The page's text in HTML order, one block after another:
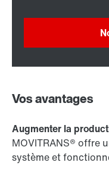
Vos avantages
Augmenter la
MOVITRANS® offre
système et